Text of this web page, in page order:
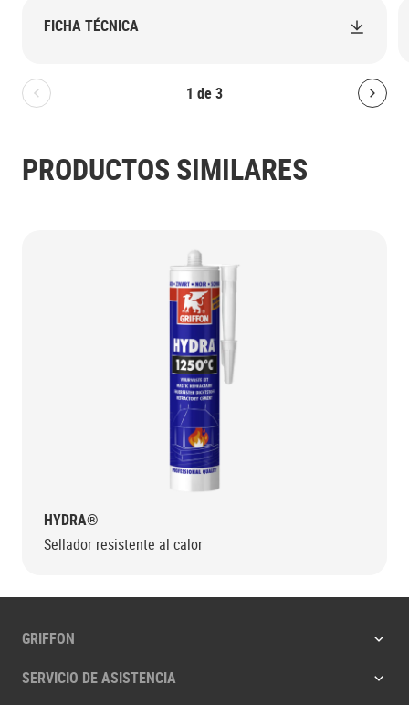
1 de3
Bolton.General.PreviousSlide
FICHA TÉCNICA
PRODUCTOS SIMILARES
HYDRA®
Sellador resistente al calor
GRIFFON
SERVICIO DE ASISTENCIA